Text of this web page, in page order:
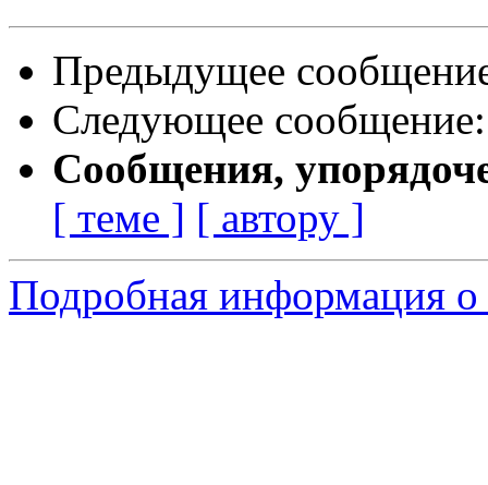
Предыдущее
Следующее
Сообщения,
[ теме ] [ автору ]
Подробная информация о